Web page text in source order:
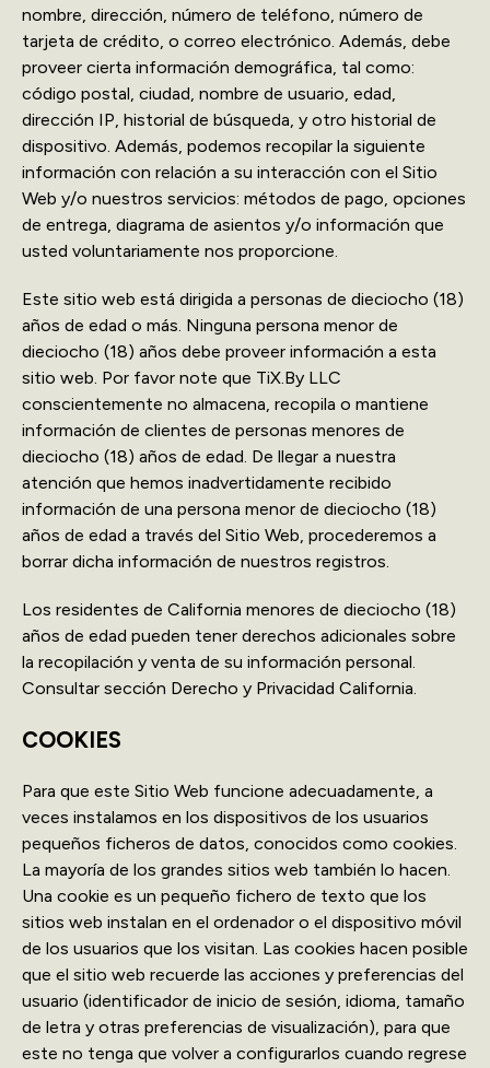
nombre, dirección, número de teléfono, número de
tarjeta de crédito, o correo electrónico. Además, debe
proveer cierta información demográfica, tal como:
código postal, ciudad, nombre de usuario, edad,
dirección IP, historial de búsqueda, y otro historial de
dispositivo. Además, podemos recopilar la siguiente
información con relación a su interacción con el Sitio
Web y/o nuestros servicios: métodos de pago, opciones
de entrega, diagrama de asientos y/o información que
usted voluntariamente nos proporcione.
Este sitio web está dirigida a personas de dieciocho (18)
años de edad o más. Ninguna persona menor de
dieciocho (18) años debe proveer información a esta
sitio web. Por favor note que TiX.By LLC
conscientemente no almacena, recopila o mantiene
información de clientes de personas menores de
dieciocho (18) años de edad. De llegar a nuestra
atención que hemos inadvertidamente recibido
información de una persona menor de dieciocho (18)
años de edad a través del Sitio Web, procederemos a
borrar dicha información de nuestros registros.
Los residentes de California menores de dieciocho (18)
años de edad pueden tener derechos adicionales sobre
la recopilación y venta de su información personal.
Consultar sección Derecho y Privacidad California.
COOKIES
Para que este Sitio Web funcione adecuadamente, a
veces instalamos en los dispositivos de los usuarios
pequeños ficheros de datos, conocidos como cookies.
La mayoría de los grandes sitios web también lo hacen.
Una cookie es un pequeño fichero de texto que los
sitios web instalan en el ordenador o el dispositivo móvil
de los usuarios que los visitan. Las cookies hacen posible
que el sitio web recuerde las acciones y preferencias del
usuario (identificador de inicio de sesión, idioma, tamaño
de letra y otras preferencias de visualización), para que
este no tenga que volver a configurarlos cuando regrese